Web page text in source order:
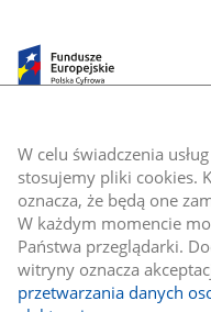
W celu świadczenia
stosujemy pliki cookies.
oznacza, że będą one
W każdym momencie
Państwa przeglądarki.
witryny oznacza
przetwarzania danych